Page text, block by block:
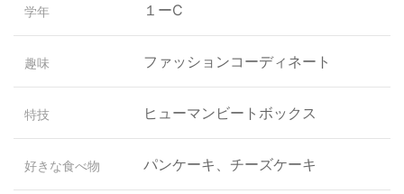
学年 １ーC
趣味 ファッションコーディネート
特技 ヒューマンビートボックス
好きな食べ物 パンケーキ、チーズケーキ